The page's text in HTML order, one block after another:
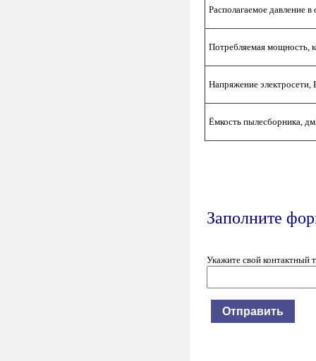
Располагаемое давление в
Потребляемая мощность,
Напряжение электросети,
Ёмкость пылесборника,
Заполните
Укажите свой контактный